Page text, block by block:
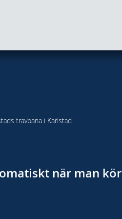
travbana i Karlstad
när man kör